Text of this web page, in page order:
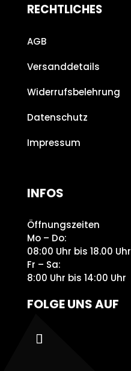
RECHTLICHES
AGB
Versanddetails
Widerrufsbelehrung
Datenschutz
Impressum
INFOS
Öffnungszeiten
Mo – Do:
08:00 Uhr bis 18.00 Uhr
Fr – Sa:
8:00 Uhr bis 14:00 Uhr
FOLGE UNS AUF